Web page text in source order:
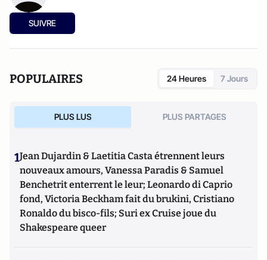
SUIVRE
POPULAIRES 24 Heures 7 Jours
PLUS LUS PLUS PARTAGES
1Jean Dujardin & Laetitia Casta étrennent leurs
nouveaux amours, Vanessa Paradis & Samuel
Benchetrit enterrent le leur; Leonardo di Caprio
fond, Victoria Beckham fait du brukini, Cristiano
Ronaldo du bisco-fils; Suri ex Cruise joue du
Shakespeare queer